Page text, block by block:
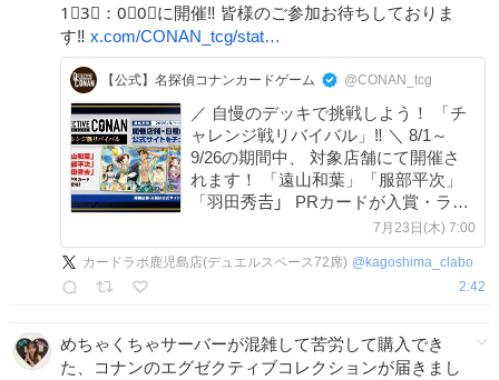
1⃣3⃣：0⃣0⃣に開催‼ 皆様のご参加お待ちしておりま
す‼ x.com/CONAN_tcg/stat…
【公式】名探偵コナンカードゲーム @CONAN_tcg
／ 自慢のデッキで挑戦しよう！ 「チ
ャレンジ戦リバイバル」‼️ ＼ 8/1～
9/26の期間中、 対象店舗にて開催さ
れます！ 「遠山和葉」「服部平次」
「羽田秀𠮷」 PRカードが入賞・ラン
ダム賞で入手のチャンス⁉️ 🔻イベント
詳細
takaratomy.co.jp/products/conan… #コ
7月23日(木) 7:00
カードラボ鹿児島店(デュエルスペース72席) @ kagoshima_clabo
2:42
めちゃくちゃサーバーが混雑して苦労して購入でき
た、コナンのエグゼクティブコレクションが届きまし